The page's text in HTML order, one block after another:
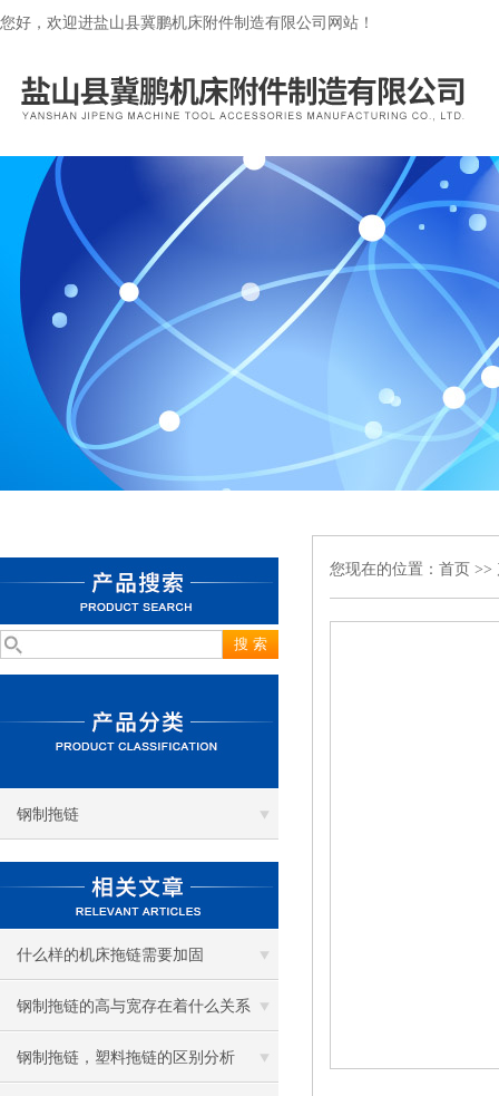
您好，欢迎进盐山县冀鹏机床附件制造有限公司网站！
钢制拖链
什么样的机床拖链需要加固
钢制拖链的高与宽存在着什么关系
钢制拖链，塑料拖链的区别分析
您现在的位置： 首页 >>